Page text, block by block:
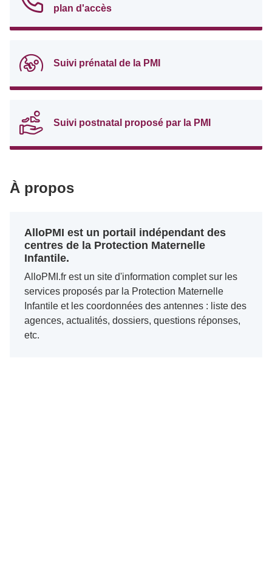
plan d'accès
Suivi prénatal de la PMI
Suivi postnatal proposé par la PMI
À propos
AlloPMI est un portail indépendant des
centres de la Protection Maternelle
Infantile.
AlloPMI.fr est un site d'information complet sur les
services proposés par la Protection Maternelle
Infantile et les coordonnées des antennes : liste des
agences, actualités, dossiers, questions réponses,
etc.